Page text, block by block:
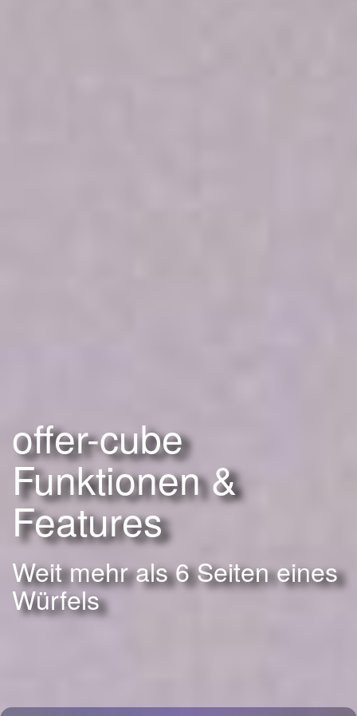
offer-cube
Funktionen &
Features
Weit mehr als 6 Seiten eines
Würfels